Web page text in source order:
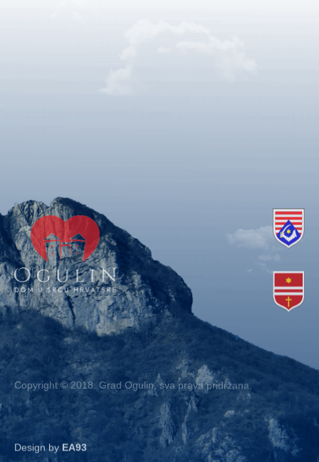
Copyright © 2018. Grad Ogulin, sva prava pridržana.
Design by EA93